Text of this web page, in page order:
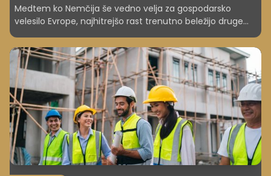
Medtem ko Nemčija še vedno velja za gospodarsko
velesilo Evrope, najhitrejšo rast trenutno beležijo druge
države. Kdo vodi in zakaj?